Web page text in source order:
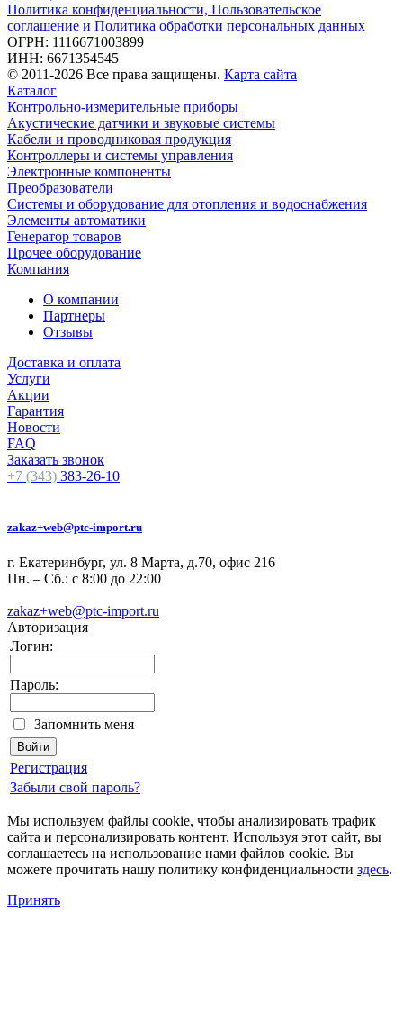
Политика конфиденциальности, Пользовательское
соглашение и Политика обработки персональных данных
ОГРН: 1116671003899
ИНН: 6671354545
© 2011-2026 Все права защищены. Карта сайта
Каталог
Контрольно-измерительные приборы
Акустические датчики и звуковые системы
Кабели и проводниковая продукция
Контроллеры и системы управления
Электронные компоненты
Преобразователи
Системы и оборудование для отопления и водоснабжения
Элементы автоматики
Генератор товаров
Прочее оборудование
Компания
О компании
Партнеры
Отзывы
Доставка и оплата
Услуги
Акции
Гарантия
Новости
FAQ
Заказать звонок
+7 (343) 383-26-10
zakaz+web@ptc-import.ru
г. Екатеринбург, ул. 8 Марта, д.70, офис 216
Пн. – Сб.: с 8:00 до 22:00
zakaz+web@ptc-import.ru
Авторизация
Логин:
Пароль:
Запомнить меня
Регистрация
Забыли свой пароль?
Мы используем файлы cookie, чтобы анализировать трафик
сайта и персонализировать контент. Используя этот сайт, вы
соглашаетесь на использование нами файлов cookie. Вы
можете прочитать нашу политику конфиденциальности здесь.
Принять